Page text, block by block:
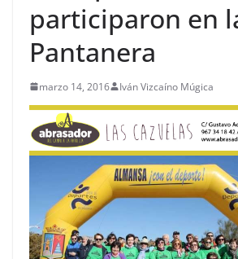
participaron en
Pantanera
marzo 14, 2016 Iván Vizcaíno Múgica